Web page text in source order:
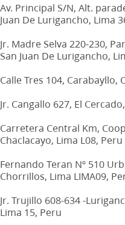
Av. Principal S/N, Alt.
Juan De Lurigancho, Lima
Jr. Madre Selva 220-230,
San Juan De Lurigancho,
Calle Tres 104, Carabayllo,
Jr. Cangallo 627, El
Carretera Central Km,
Chaclacayo, Lima L08, Peru
Fernando Teran Nº 510
Chorrillos, Lima LIMA09,
Jr. Trujillo 608-634 -
Lima 15, Peru